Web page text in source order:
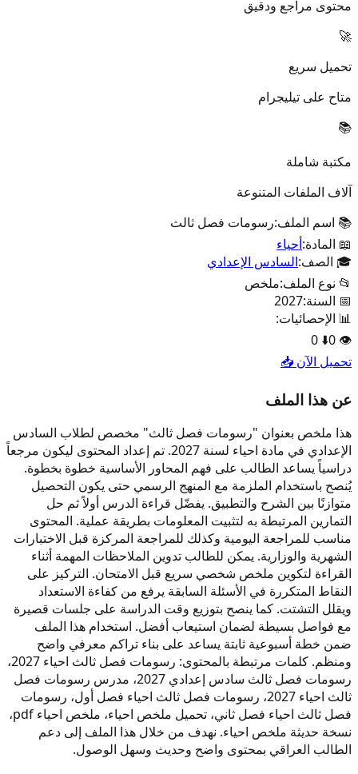
محتوى مراجع ودقيق
🚀
تحميل سريع
متاح على تيليجرام
📚
مكتبة شاملة
آلاف الملفات المتنوعة
📚 اسم الملف:رسومات فصل ثالث
📖 المادة:أحياء
🎓 الصف:السادس الإعدادي
📂 نوع الملف:ملخص
📅 السنة:2027
📊 الإحصائيات:
👁️
0
⬇️
0
تحميل الآن 📥
عن هذا الملف
هذا ملخص بعنوان "رسومات فصل ثالث" مخصص لطلاب السادس
الإعدادي في مادة احياء لسنة 2027. تم إعداد المحتوى ليكون مرجعاً
دراسياً يساعد الطالب على فهم المحاور الأساسية خطوة بخطوة.
يُنصح باستخدام الملزمة مع المنهج الرسمي حتى يكون التحصيل
متوازنًا بين الشرح والتطبيق. يفضّل قراءة الدرس أولاً ثم حل
التمارين المرتبطة به لتثبيت المعلومات بطريقة عملية. المحتوى
مناسب للمراجعة اليومية وكذلك للمراجعة المركزة قبل الاختبارات
الشهرية والوزارية. يمكن للطالب تدوين الملاحظات المهمة أثناء
القراءة لتكوين ملخص شخصي سريع قبل الامتحان. التركيز على
النقاط المتكررة في الأسئلة السابقة يرفع من كفاءة الاستعداد
ويقلل التشتت. كما ينصح بتوزيع وقت الدراسة على جلسات قصيرة
مع فواصل بسيطة لضمان استيعاب أفضل. استخدام هذا الملف
ضمن خطة أسبوعية ثابتة يساعد على بناء تراكم معرفي واضح
ومنظم. كلمات مرتبطة بالمحتوى: رسومات فصل ثالث احياء 2027،
رسومات فصل ثالث سادس إعدادي 2027، مدرس رسومات فصل
ثالث احياء 2027، رسومات فصل ثالث احياء فصل أول، رسومات
فصل ثالث احياء فصل ثاني، تحميل ملخص احياء، ملخص احياء pdf،
نسخة حديثة ملخص احياء. نهدف من خلال هذا الملف إلى دعم
الطالب العراقي بمحتوى واضح وحديث وسهل الوصول.